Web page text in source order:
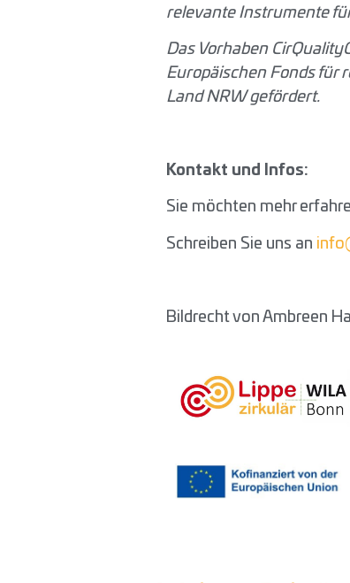
relevante Instrumente
Das Vorhaben
Europäischen Fonds für
Land NRW gefördert.
Kontakt und Infos:
Sie möchten mehr
Schreiben Sie uns an
Bildrecht von Ambreen